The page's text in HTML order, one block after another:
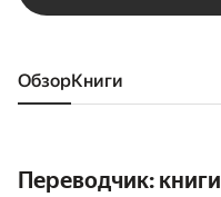
Обзор книги
Переводчик: книги